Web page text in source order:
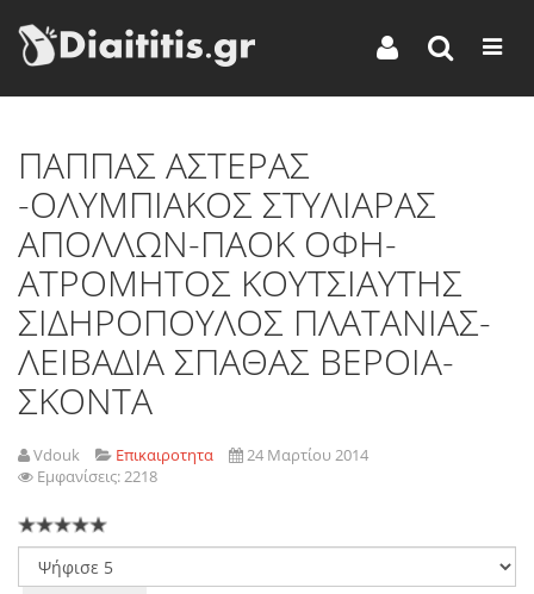
ΠΑΠΠΑΣ ΑΣΤΕΡΑΣ
-ΟΛΥΜΠΙΑΚΟΣ ΣΤΥΛΙΑΡΑΣ
ΑΠΟΛΛΩΝ-ΠΑΟΚ ΟΦΗ-
ΑΤΡΟΜΗΤΟΣ ΚΟΥΤΣΙΑΥΤΗΣ
ΣΙΔΗΡΟΠΟΥΛΟΣ ΠΛΑΤΑΝΙΑΣ-
ΛΕΙΒΑΔΙΑ ΣΠΑΘΑΣ ΒΕΡΟΙΑ-
ΣΚΟΝΤΑ
Vdouk Επικαιροτητα
24 Μαρτίου 2014
Εμφανίσεις: 2218
Παρακαλώ
αξιολογήστε